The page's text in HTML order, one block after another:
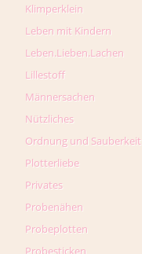
Klimperklein
Leben mit Kindern
Leben.Lieben.Lachen
Lillestoff
Männersachen
Nützliches
Ordnung und Sauberkeit
Plotterliebe
Privates
Probenähen
Probeplotten
Probesticken